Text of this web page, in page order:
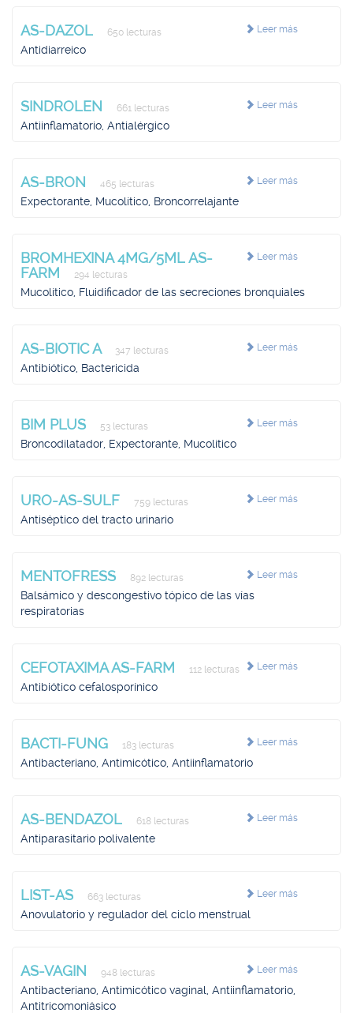
Leer más
AS-DAZOL 650 lecturas
Antidiarreico
Leer más
SINDROLEN 661 lecturas
Antiinflamatorio, Antialérgico
Leer más
AS-BRON 465 lecturas
Expectorante, Mucolítico, Broncorrelajante
Leer más
BROMHEXINA 4MG/5ML AS-
FARM
294 lecturas
Mucolítico, Fluidificador de las secreciones bronquiales
Leer más
AS-BIOTIC A 347 lecturas
Antibiótico, Bactericida
Leer más
BIM PLUS 53 lecturas
Broncodilatador, Expectorante, Mucolítico
Leer más
URO-AS-SULF 759 lecturas
Antiséptico del tracto urinario
Leer más
MENTOFRESS 892 lecturas
Balsámico y descongestivo tópico de las vías
respiratorias
Leer más
CEFOTAXIMA AS-FARM 112 lecturas
Antibiótico cefalosporínico
Leer más
BACTI-FUNG 183 lecturas
Antibacteriano, Antimicótico, Antiinflamatorio
Leer más
AS-BENDAZOL 618 lecturas
Antiparasitario polivalente
Leer más
LIST-AS 663 lecturas
Anovulatorio y regulador del ciclo menstrual
Leer más
AS-VAGIN 948 lecturas
Antibacteriano, Antimicótico vaginal, Antiinflamatorio,
Antitricomoniásico